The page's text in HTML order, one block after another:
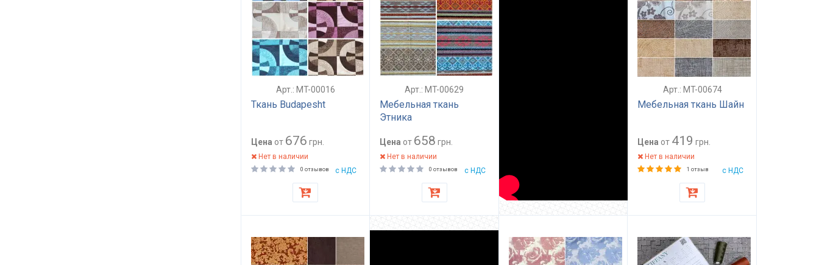
Арт.: MT-00016
Ткань Budapesht
Цена от 676 грн.
Нет в наличии
0 отзывов с НДС
Арт.: MT-00629
Мебельная ткань
Этника
Цена от 658 грн.
Нет в наличии
0 отзывов с НДС
Арт.: MT-00674
Мебельная ткань Шайн
Цена от 419 грн.
Нет в наличии
1 отзыв с НДС